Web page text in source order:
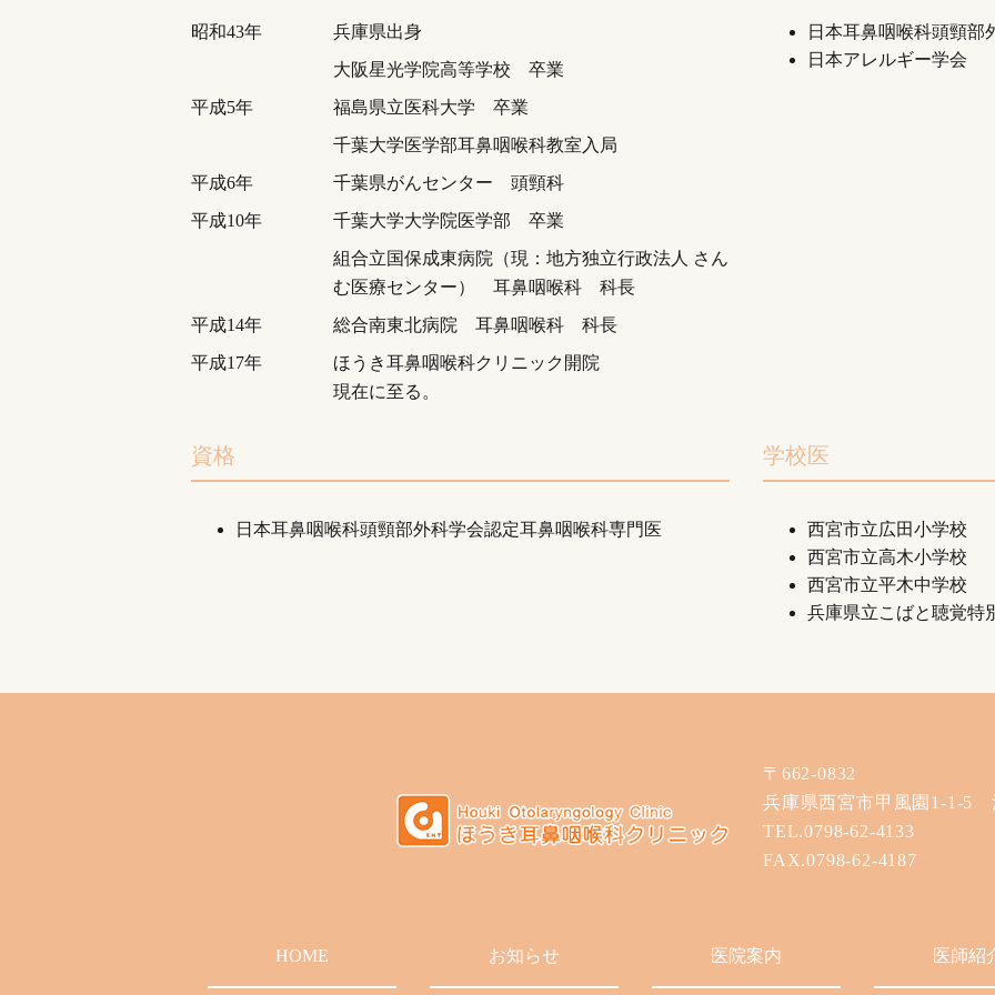
昭和43年
兵庫県出身
大阪星光学院高等学校 卒業
平成5年
福島県立医科大学 卒業
千葉大学医学部耳鼻咽喉科教室入局
平成6年
千葉県がんセンター 頭頸科
平成10年
千葉大学大学院医学部 卒業
組合立国保成東病院（現：地方独立行政法人 さん
む医療センター） 耳鼻咽喉科 科長
平成14年
総合南東北病院 耳鼻咽喉科 科長
平成17年
ほうき耳鼻咽喉科クリニック開院
現在に至る。
日本耳鼻咽喉科頭頸部
日本アレルギー学会
資格
日本耳鼻咽喉科頭頸部外科学会認定耳鼻咽喉科専門医
学校医
西宮市立広田小学校
西宮市立高木小学校
西宮市立平木中学校
兵庫県立こばと聴覚特
〒662-0832
兵庫県西宮市甲風園1-1-5
TEL.0798-62-4133
FAX.0798-62-4187
HOME お知らせ 医院案内 医師紹